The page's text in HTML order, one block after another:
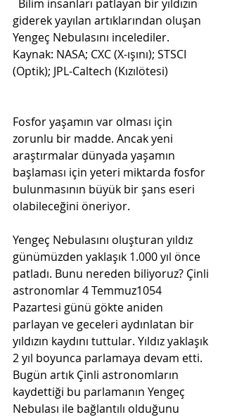
giderek yayılan artıklarından oluşan
Yengeç Nebulasını incelediler.
Kaynak: NASA; CXC (X-ışını); STSCI
(Optik); JPL-Caltech (Kızılötesi)
Fosfor yaşamın var olması için
zorunlu bir madde. Ancak yeni
araştırmalar dünyada yaşamın
başlaması için yeteri miktarda fosfor
bulunmasının büyük bir şans eseri
olabileceğini öneriyor.
Yengeç Nebulasını oluşturan yıldız
günümüzden yaklaşık 1.000 yıl önce
patladı. Bunu nereden biliyoruz? Çinli
astronomlar 4 Temmuz1054
Pazartesi günü gökte aniden
parlayan ve geceleri aydınlatan bir
yıldızın kaydını tuttular. Yıldız yaklaşık
2 yıl boyunca parlamaya devam etti.
Bugün artık Çinli astronomların
kaydettiği bu parlamanın Yengeç
Nebulası ile bağlantılı olduğunu